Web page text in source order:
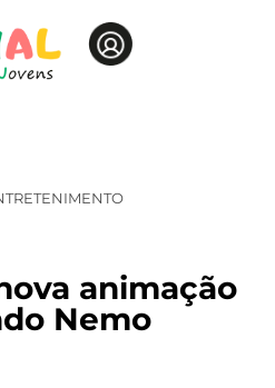
animação
Nemo